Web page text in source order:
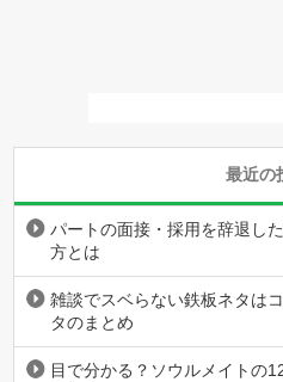
最近の
パートの面接・採用を辞退し
方とは
雑談でスベらない鉄板ネタは
タのまとめ
目で分かる？ソウルメイトの